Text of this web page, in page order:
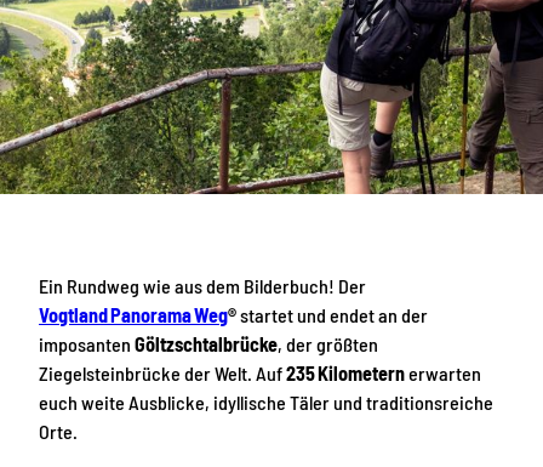
Ein Rundweg wie aus dem Bilderbuch! Der
Vogtland Panorama Weg®startet und endet an der
imposanten Göltzschtalbrücke, der größten
Ziegelsteinbrücke der Welt. Auf235 Kilometernerwarten
euch weite Ausblicke, idyllische Täler und traditionsreiche
Orte.